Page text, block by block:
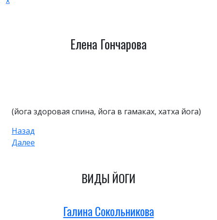
Елена Гончарова
(йога здоровая спина, йога в гамаках, хатха йога)
Навигация
по
Предыдущая
запись
Назад
Следующая
Далее
ВИДЫ ЙОГИ
Галина Сокольникова